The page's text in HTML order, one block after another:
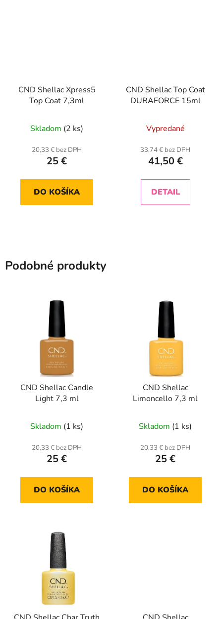
CND Shellac Xpress5
Top Coat 7,3ml
Skladom (2 ks)
20,33 € bez DPH
25 €
DO KOŠÍKA
CND Shellac Top Coat
DURAFORCE 15ml
Vypredané
33,74 € bez DPH
41,50 €
DETAIL
Podobné produkty
CND Shellac Candle
Light 7,3 ml
Skladom (1 ks)
20,33 € bez DPH
25 €
DO KOŠÍKA
CND Shellac
Limoncello 7,3 ml
Skladom (1 ks)
20,33 € bez DPH
25 €
DO KOŠÍKA